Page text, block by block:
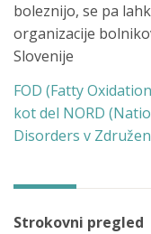
boleznijo, se pa
organizacije
Slovenije
FOD (Fatty
kot del NORD
Disorders v
Strokovni pregled